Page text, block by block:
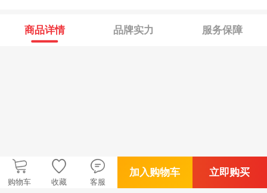
商品详情 品牌实力 服务保障
购物车 收藏 客服
加入购物车 立即购买